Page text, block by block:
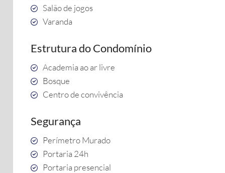
Salão de jogos
Varanda
Estrutura do Condomínio
Academia ao ar livre
Bosque
Centro de convivência
Segurança
Perímetro Murado
Portaria 24h
Portaria presencial